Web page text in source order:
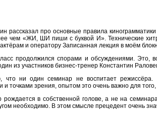
рассказал про основные правила
чем «ЖИ, ШИ пиши с буквой И». Технические
и оператору Записанная лекция в моём
продолжился спорами и обсуждениями. Это,
из участников бизнес-тренер Константин
что ни один семинар не воспитает
и точками зрения, опытом это очень важно для
рождается в собственной голове, а не на
необходимо. В этом смысле прецедент очень